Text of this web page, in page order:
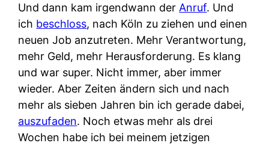
Und dann kam irgendwann der Anruf. Und
ich beschloss, nach Köln zu ziehen und einen
neuen Job anzutreten. Mehr Verantwortung,
mehr Geld, mehr Herausforderung. Es klang
und war super. Nicht immer, aber immer
wieder. Aber Zeiten ändern sich und nach
mehr als sieben Jahren bin ich gerade dabei,
auszufaden. Noch etwas mehr als drei
Wochen habe ich bei meinem jetzigen